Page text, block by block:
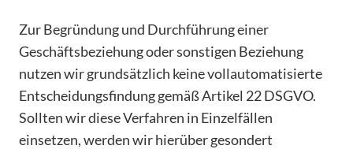
Zur Begründung und Durchführung einer
Geschäftsbeziehung oder sonstigen Beziehung
nutzen wir grundsätzlich keine vollautomatisierte
Entscheidungsfindung gemäß Artikel 22 DSGVO.
Sollten wir diese Verfahren in Einzelfällen
einsetzen, werden wir hierüber gesondert